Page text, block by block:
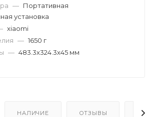
— Портативная
установка
xiaomi
— 1650 г
— 483.3х324.3х45 мм
НАЛИЧИЕ ОТЗЫВЫ